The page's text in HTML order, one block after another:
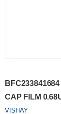
BFC233841684
CAP FILM
VISHAY